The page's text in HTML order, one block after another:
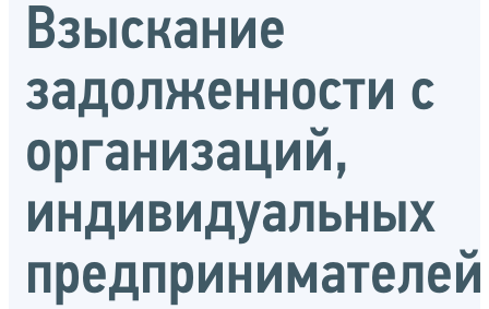
Взыскание
задолженности с
организаций,
индивидуальных
предпринимателей